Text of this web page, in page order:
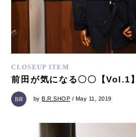
CLOSEUP ITEM
前田が気になる〇〇【Vol.1】
byB.R.SHOP / May 11, 2019